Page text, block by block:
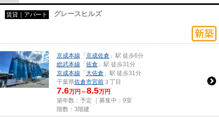
賃貸｜アパート グレースヒルズ
京成本線 「京成佐倉 」駅 徒歩6分
総武本線 「佐倉 」駅 徒歩31分
京成本線 「大佐倉 」駅 徒歩31分
千葉県佐倉市宮前 ３丁目
7.6万円～8.5万円
築年数：予定 ｜募集中： 9室
階数：3階建